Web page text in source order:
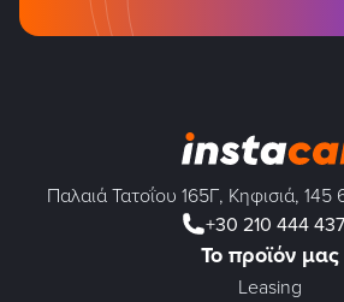
Παλαιά Τατοΐου 165Γ, Κηφισιά,
+30 210 444
Το προϊόν μας
Leasing